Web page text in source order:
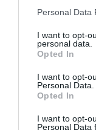
Personal Data
I want to opt-
personal data.
Opted In
I want to opt-
Personal Data.
Opted In
I want to opt-
Personal Data
Przed wizytą w
wykorzystać
Dojazd do
Dojazd do
Miasto ma
dobre
Buenos Aires